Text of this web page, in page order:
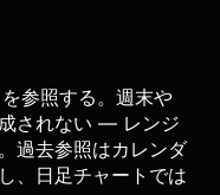
参照する。週末や
されない — レンジ
過去参照はカレンダ
、日足チャートでは